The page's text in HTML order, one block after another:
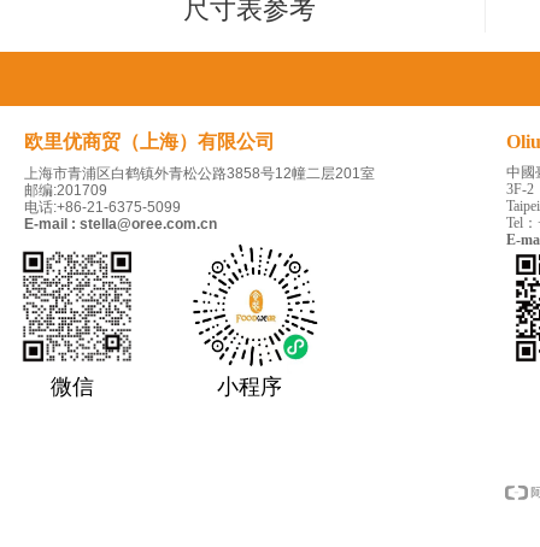
欧里优商贸（上海）有限公司
上海市青浦区白鹤镇外青松公路3858号12幢二层201室
邮编:201709
电话:+86-21-6375-5099
E-mail : stella@oree.com.cn
中國
3F-2
Tel
E-
微信 小程序
尺寸表参考